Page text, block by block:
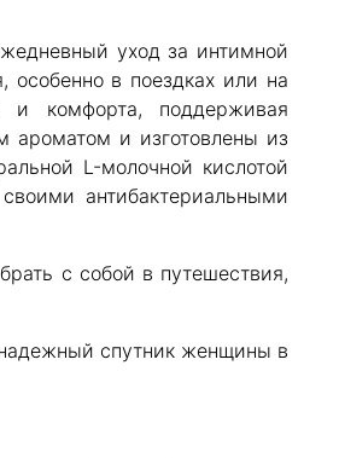
уход за интимной
особенно в поездках или на
комфорта, поддерживая
ароматом и изготовлены из
L-молочной кислотой
антибактериальными
с собой в путешествия,
спутник женщины в